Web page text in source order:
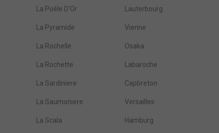
La Poêle D'Or Lauterbourg
La Pyramide Vienne
La Rochelle Osaka
La Rochette Labaroche
La Sardiniere Capbreton
La Saumoniere Versailles
La Scala Hamburg